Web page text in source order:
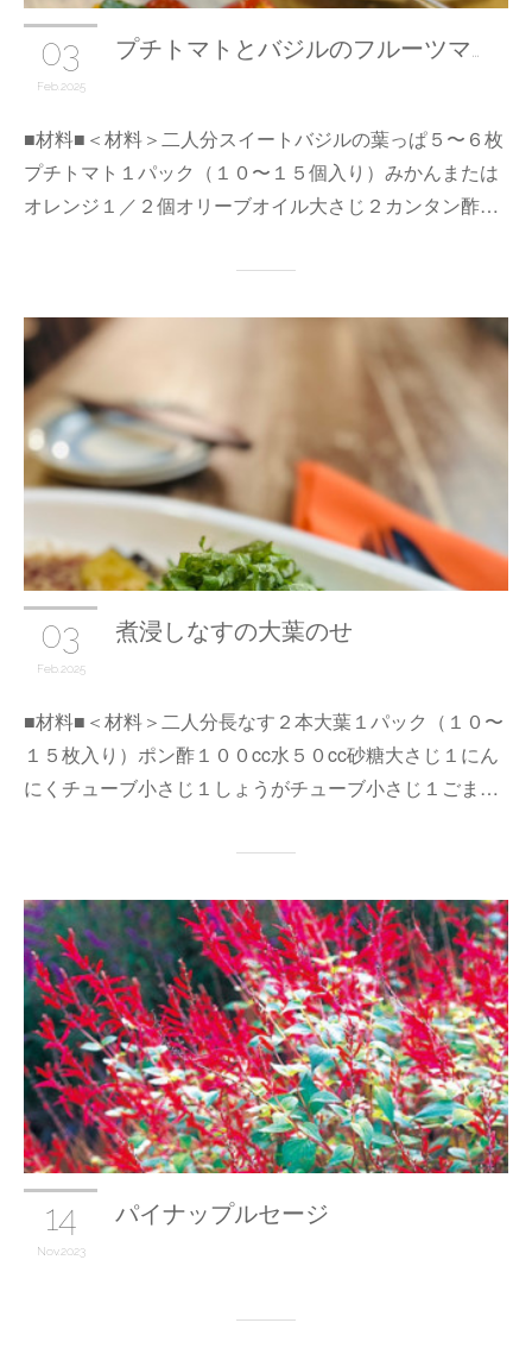
03
Feb 2025
プチトマトとバジルのフルーツマ…
■材料■＜材料＞二人分スイートバジルの葉っぱ５〜６枚
プチトマト１パック（１０〜１５個入り）みかんまたは
オレンジ１／２個オリーブオイル大さじ２カンタン酢…
03
Feb 2025
煮浸しなすの大葉のせ
■材料■＜材料＞二人分長なす２本大葉１パック（１０〜
１５枚入り）ポン酢１００cc水５０cc砂糖大さじ１にん
にくチューブ小さじ１しょうがチューブ小さじ１ごま…
14
Nov 2023
パイナップルセージ